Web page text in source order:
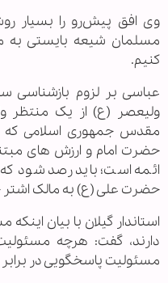
وی افق پیش‌رو را بسیار
مسلمان شیعه بایستی به
کنیم.
عباسی بر لزوم بازشناسی
ولیعصر (ع) از یک منتظر
مقدس جمهوری اسلامی که
حضرت امام و ارزش های
ائمه است؛ باید رصد شود که
حضرت علی (ع) به مالک اشتر
استاندار گیلان با بیان
دارند، گفت: هرچه
مسئولیت پاسخگویی در